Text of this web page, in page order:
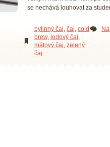
se nechává louhovat za
bylinný čaj, čaj, cold
brew, ledový čaj,
mátový čaj, zelený
čaj